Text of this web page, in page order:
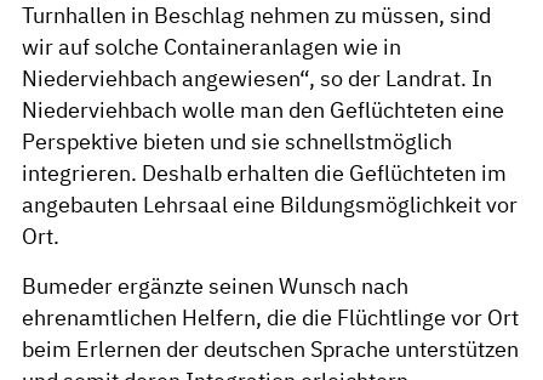
Turnhallen in Beschlag nehmen zu müssen, sind
wir auf solche Containeranlagen wie in
Niederviehbach angewiesen“, so der Landrat. In
Niederviehbach wolle man den Geflüchteten eine
Perspektive bieten und sie schnellstmöglich
integrieren. Deshalb erhalten die Geflüchteten im
angebauten Lehrsaal eine Bildungsmöglichkeit vor
Ort.
Bumeder ergänzte seinen Wunsch nach
ehrenamtlichen Helfern, die die Flüchtlinge vor Ort
beim Erlernen der deutschen Sprache unterstützen